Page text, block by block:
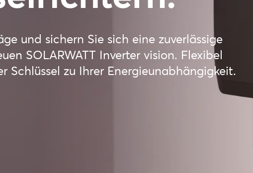
und sichern Sie sich eine zuverlässige
SOLARWATT Inverter vision. Flexibel
Schlüssel zu Ihrer Energieunabhängigkeit.